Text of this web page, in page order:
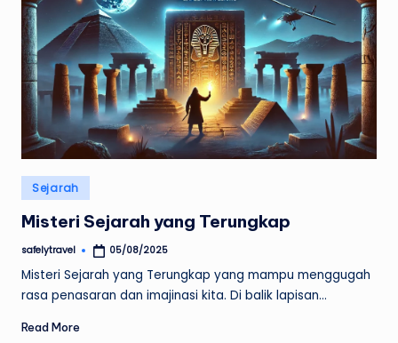
Posted
in
Sejarah
Misteri Sejarah yang Terungkap
Posted
safelytravel 05/08/2025
Misteri Sejarah yang Terungkap yang mampu menggugah
rasa penasaran dan imajinasi kita. Di balik lapisan…
Read More